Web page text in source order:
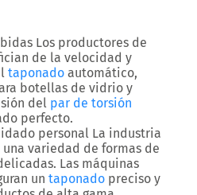
Los productores de
de la velocidad y
taponado automático,
botellas de vidrio y
del par de torsión
perfecto.
personal La industria
variedad de formas de
Las máquinas
un taponado preciso y